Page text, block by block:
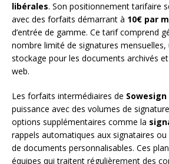
libérales. Son positionnement tarifaire
avec des forfaits démarrant à 10€ par
d’entrée de gamme. Ce tarif comprend
nombre limité de signatures mensuelles,
stockage pour les documents archivés et
web.
Les forfaits intermédiaires de Sowesign
puissance avec des volumes de
options supplémentaires comme la
rappels automatiques aux signataires
de documents personnalisables. Ces
équipes qui traitent régulièrement des